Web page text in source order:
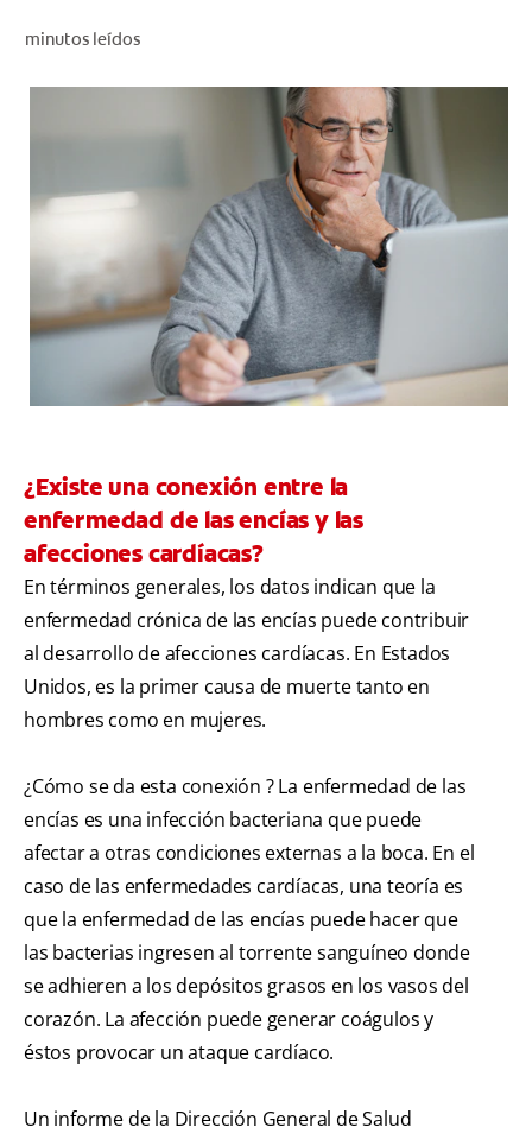
PROMOCIONES
HN (ES)
minutos leídos
¿Existe una conexión entre la
enfermedad de las encías y las
afecciones cardíacas?
En términos generales, los datos indican que la
enfermedad crónica de las encías puede contribuir
al desarrollo de afecciones cardíacas. En Estados
Unidos, es la primer causa de muerte tanto en
hombres como en mujeres.
¿Cómo se da esta conexión ? La enfermedad de las
encías es una infección bacteriana que puede
afectar a otras condiciones externas a la boca. En el
caso de las enfermedades cardíacas, una teoría es
que la enfermedad de las encías puede hacer que
las bacterias ingresen al torrente sanguíneo donde
se adhieren a los depósitos grasos en los vasos del
corazón. La afección puede generar coágulos y
éstos provocar un ataque cardíaco.
Un informe de la Dirección General de Salud